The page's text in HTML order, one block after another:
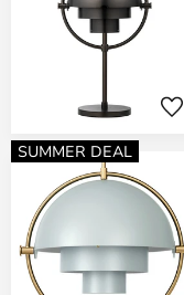
SUMMER DEAL